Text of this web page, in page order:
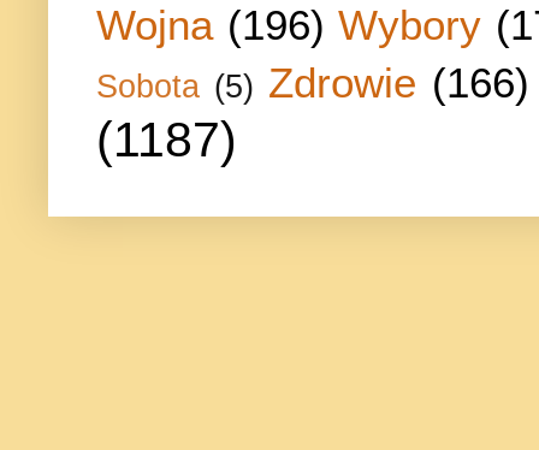
Wojna (196) Wybory
Sobota (5) Zdrowie (166)
(1187)